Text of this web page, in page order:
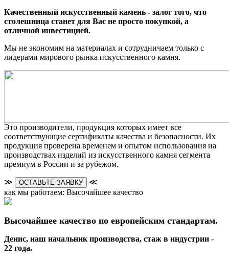
Качественный искусственный камень - залог того, что
столешница станет для Вас не просто покупкой, а
отличной инвестицией.
Мы не экономим на материалах и сотрудничаем только с
лидерами мирового рынка искусственного камня.
Это производители, продукция которых имеет все
соответствующие сертификаты качества и безопасности. Их
продукция проверена временем и опытом использования на
производствах изделий из искусственного камня сегмента
премиум в России и за рубежом.
≫ ОСТАВЬТЕ ЗАЯВКУ
≪
как мы работаем: Высочайшее качество
Высочайшее качество по европейским стандартам.
Денис, наш начальник производства, стаж в индустрии -
22 года.